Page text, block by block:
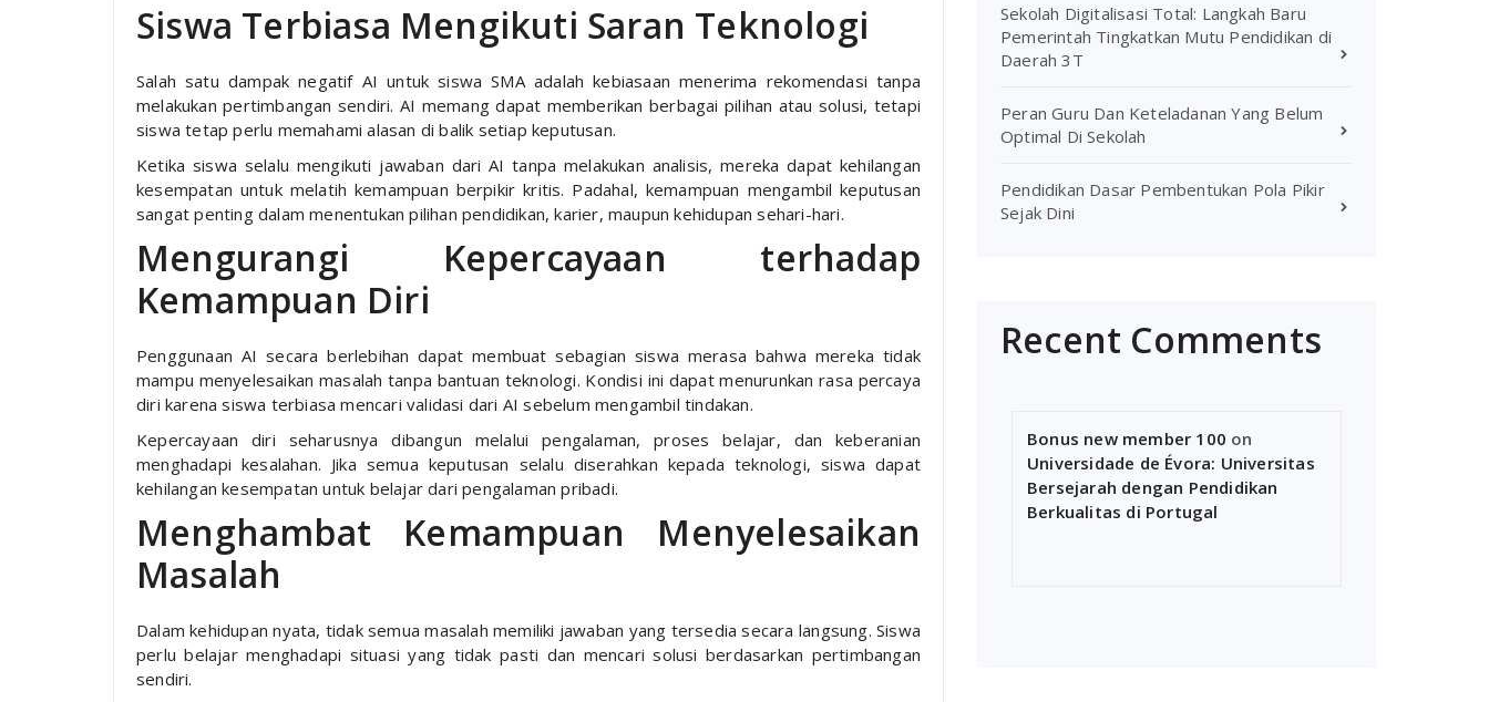
Siswa Terbiasa Mengikuti Saran Teknologi
Salah satu dampak negatif AI untuk siswa SMA adalah kebiasaan menerima rekomendasi tanpa
melakukan pertimbangan sendiri. AI memang dapat memberikan berbagai pilihan atau solusi, tetapi
siswa tetap perlu memahami alasan di balik setiap keputusan.
Ketika siswa selalu mengikuti jawaban dari AI tanpa melakukan analisis, mereka dapat kehilangan
kesempatan untuk melatih kemampuan berpikir kritis. Padahal, kemampuan mengambil keputusan
sangat penting dalam menentukan pilihan pendidikan, karier, maupun kehidupan sehari-hari.
Mengurangi Kepercayaan terhadap
Kemampuan Diri
Penggunaan AI secara berlebihan dapat membuat sebagian siswa merasa bahwa mereka tidak
mampu menyelesaikan masalah tanpa bantuan teknologi. Kondisi ini dapat menurunkan rasa percaya
diri karena siswa terbiasa mencari validasi dari AI sebelum mengambil tindakan.
Kepercayaan diri seharusnya dibangun melalui pengalaman, proses belajar, dan keberanian
menghadapi kesalahan. Jika semua keputusan selalu diserahkan kepada teknologi, siswa dapat
kehilangan kesempatan untuk belajar dari pengalaman pribadi.
Menghambat Kemampuan Menyelesaikan
Masalah
Dalam kehidupan nyata, tidak semua masalah memiliki jawaban yang tersedia secara langsung. Siswa
perlu belajar menghadapi situasi yang tidak pasti dan mencari solusi berdasarkan pertimbangan
sendiri.
Sekolah Digitalisasi Total: Langkah Baru
Pemerintah Tingkatkan Mutu Pendidikan di
Daerah 3T
Peran Guru Dan Keteladanan Yang Belum
Optimal Di Sekolah
Pendidikan Dasar Pembentukan Pola Pikir
Sejak Dini
Recent Comments
Bonus new member 100 on
Universidade de Évora: Universitas
Bersejarah dengan Pendidikan
Berkualitas di Portugal